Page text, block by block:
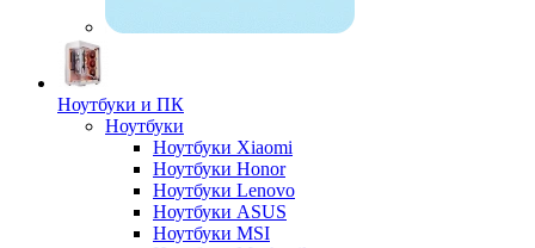
Ноутбуки и ПК
Ноутбуки
Ноутбуки Xiaomi
Ноутбуки Honor
Ноутбуки Lenovo
Ноутбуки ASUS
Ноутбуки MSI